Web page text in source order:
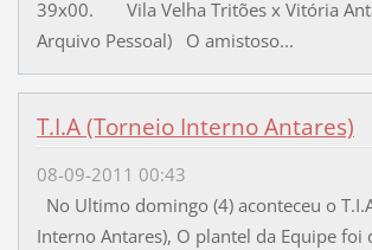
39x00. Vila Velha Tritões x Vitória
Arquivo Pessoal) O amistoso...
T.I.A (Torneio Interno Antares)
08-09-2011 00:43
No Ultimo domingo (4) aconteceu o
Interno Antares), O plantel da Equipe foi